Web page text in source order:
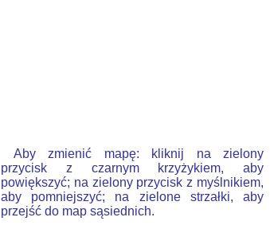
Aby zmienić mapę: kliknij na zielony
przycisk z czarnym krzyżykiem, aby
powiększyć; na zielony przycisk z myślnikiem,
aby pomniejszyć; na zielone strzałki, aby
przejść do map sąsiednich.